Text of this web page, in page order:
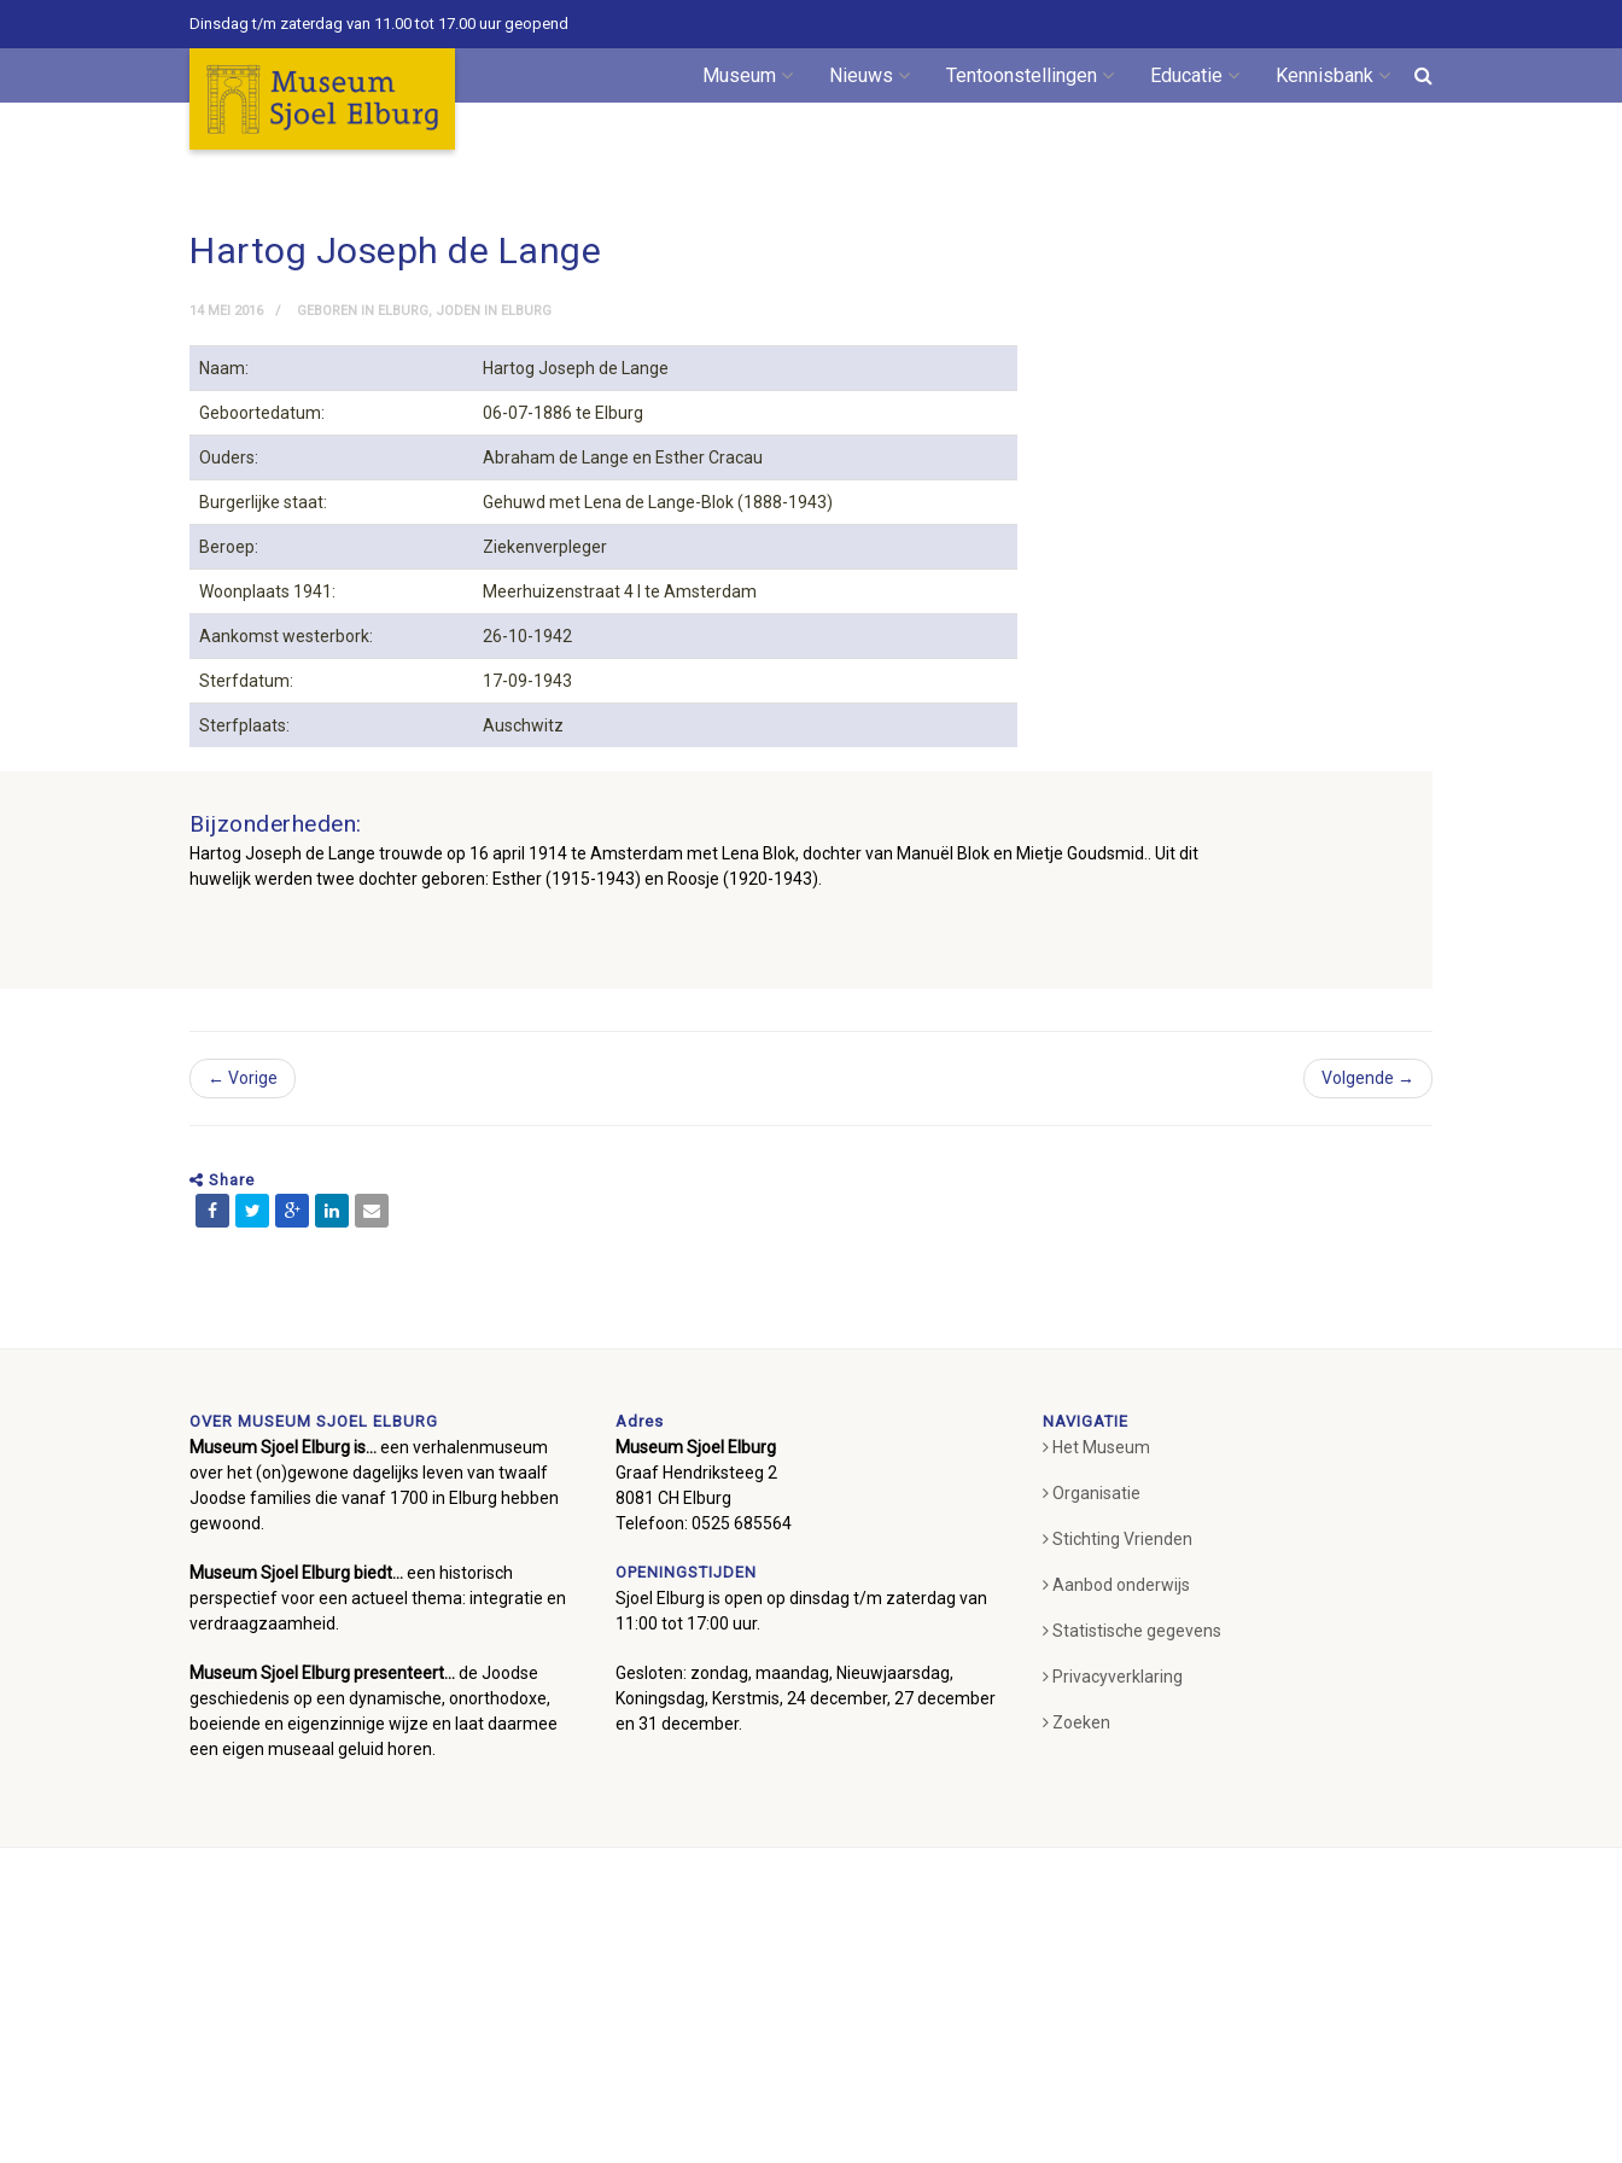
Dinsdag t/m zaterdag van 11.00 tot 17.00 uur geopend
Museum Nieuws Tentoonstellingen Educatie Kennisbank
Hartog Joseph de Lange
14 MEI 2016 GEBOREN IN ELBURG, JODEN IN ELBURG
Naam: Hartog Joseph de Lange
Geboortedatum: 06-07-1886 te Elburg
Ouders: Abraham de Lange en Esther Cracau
Burgerlijke staat: Gehuwd met Lena de Lange-Blok (1888-1943)
Beroep: Ziekenverpleger
Woonplaats 1941: Meerhuizenstraat 4 I te Amsterdam
Aankomst westerbork: 26-10-1942
Sterfdatum: 17-09-1943
Sterfplaats: Auschwitz
Bijzonderheden:
Hartog Joseph de Lange trouwde op 16 april 1914 te Amsterdam met Lena Blok, dochter van Manuël Blok en Mietje Goudsmid.. Uit dit
huwelijk werden twee dochter geboren: Esther (1915-1943) en Roosje (1920-1943).
← Vorige Volgende →
Share
OVER MUSEUM SJOEL ELBURG
Museum Sjoel Elburg is...een verhalenmuseum
over het (on)gewone dagelijks leven van twaalf
Joodse families die vanaf 1700 in Elburg hebben
gewoond.
Museum Sjoel Elburg biedt...een historisch
perspectief voor een actueel thema: integratie en
verdraagzaamheid.
Museum Sjoel Elburg presenteert...de Joodse
geschiedenis op een dynamische, onorthodoxe,
boeiende en eigenzinnige wijze en laat daarmee
een eigen museaal geluid horen.
Adres
Museum Sjoel Elburg
Graaf Hendriksteeg 2
8081 CH Elburg
Telefoon: 0525 685564
OPENINGSTIJDEN
Sjoel Elburg is open op dinsdag t/m zaterdag van
11:00 tot 17:00 uur.
Gesloten: zondag, maandag, Nieuwjaarsdag,
Koningsdag, Kerstmis, 24 december, 27 december
en 31 december.
NAVIGATIE
Het Museum
Organisatie
Stichting Vrienden
Aanbod onderwijs
Statistische gegevens
Privacyverklaring
Zoeken